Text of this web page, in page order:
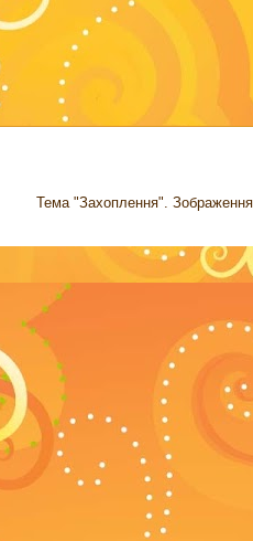
Тема "Захоплення".